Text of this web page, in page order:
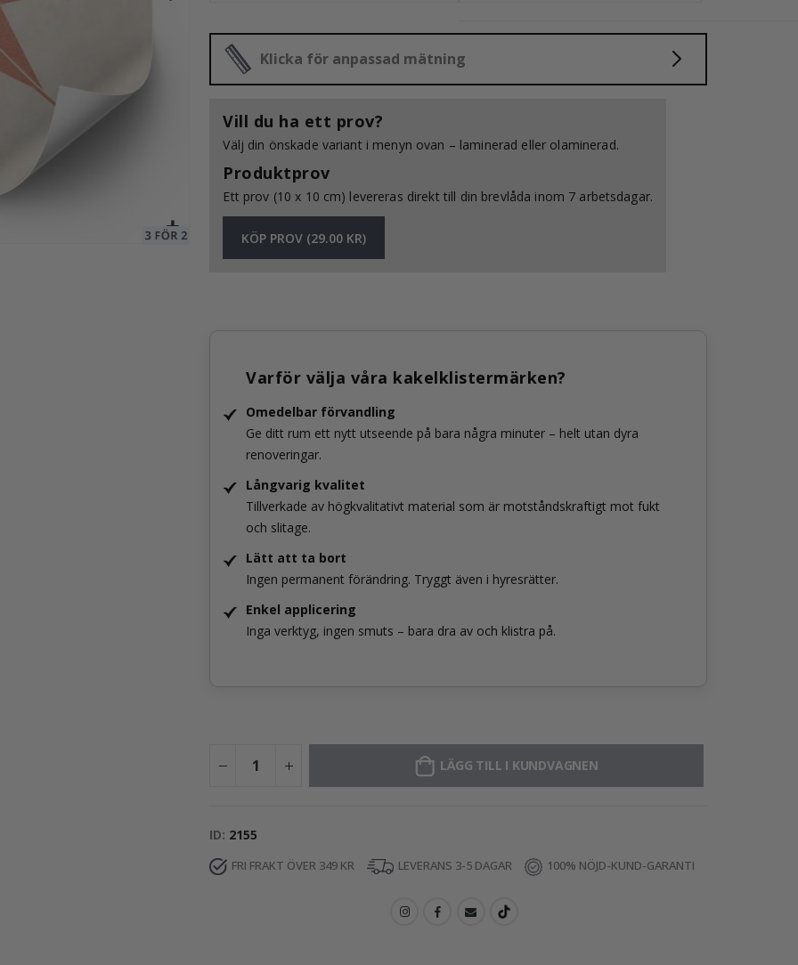
Klicka för anpassad mätning
Vill du ha ett prov?
Välj din önskade variant i menyn ovan – laminerad eller olaminerad.
Produktprov
Ett prov (10 x 10 cm) levereras direkt till din brevlåda inom 7 arbetsdagar.
KÖP PROV (29.00 KR)
Varför välja våra kakelklistermärken?
Omedelbar förvandling
Ge ditt rum ett nytt utseende på bara några minuter – helt utan dyra
renoveringar.
Långvarig kvalitet
Tillverkade av högkvalitativt material som är motståndskraftigt mot fukt
och slitage.
Lätt att ta bort
Ingen permanent förändring. Tryggt även i hyresrätter.
Enkel applicering
Inga verktyg, ingen smuts – bara dra av och klistra på.
LÄGG TILL I KUNDVAGNEN
ID 2155
FRI FRAKT ÖVER 349 KR LEVERANS 3-5 DAGAR 100% NÖJD-KUND-GARANTI